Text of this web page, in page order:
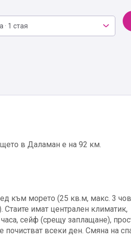
· 1 стая
в Даламан е на 92 км.
към морето (25 кв.м, макс. 3
имат централен климатик,
сейф (срещу заплащане),
всеки ден. Смяна на